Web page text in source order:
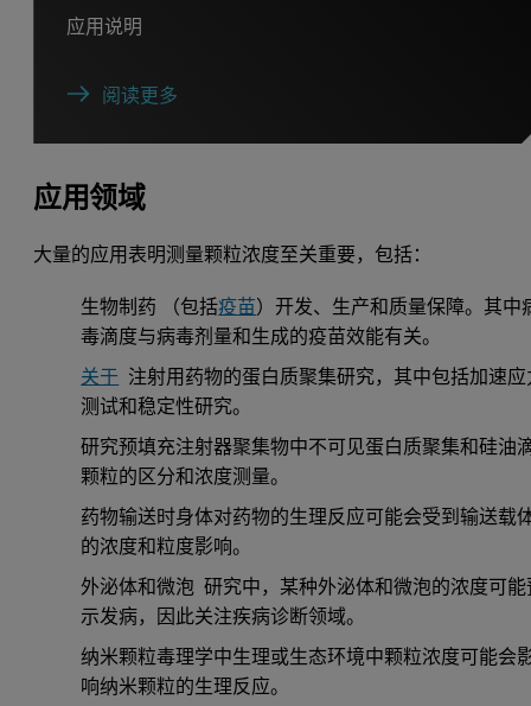
应用说明
阅读更多
应用领域
大量的应用表明测量颗粒浓度至关重要，包括：
生物制药 （包括疫苗）开发、生产和质量保障。其中
毒滴度与病毒剂量和生成的疫苗效能有关。
关于 注射用药物的蛋白质聚集研究，其中包括加速应
测试和稳定性研究。
研究预填充注射器聚集物中不可见蛋白质聚集和硅油
颗粒的区分和浓度测量。
药物输送时身体对药物的生理反应可能会受到输送载
的浓度和粒度影响。
外泌体和微泡 研究中，某种外泌体和微泡的浓度可能
示发病，因此关注疾病诊断领域。
纳米颗粒毒理学中生理或生态环境中颗粒浓度可能会
响纳米颗粒的生理反应。